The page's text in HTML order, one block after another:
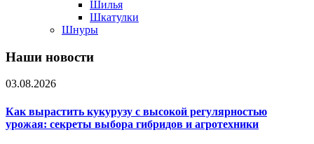
Шилья
Шкатулки
Шнуры
Наши новости
03.08.2026
Как вырастить кукурузу с высокой регулярностью
урожая: секреты выбора гибридов и агротехники